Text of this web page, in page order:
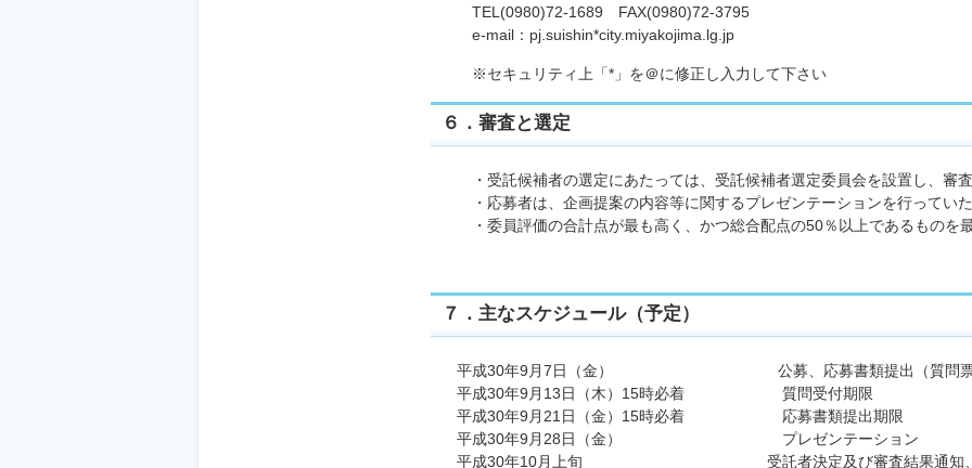
TEL(0980)72-1689 FAX(0980)72-3795
e-mail：pj.suishin*city.miyakojima.lg.jp
※セキュリティ上「*」を＠に修正し入力して下さい
６．審査と選定
・受託候補者の選定にあたっては、受託候補者選定委員会を設置し、審
・応募者は、企画提案の内容等に関するプレゼンテーションを行ってい
・委員評価の合計点が最も高く、かつ総合配点の50％以上であるものを
７．主なスケジュール（予定）
平成30年9月7日（金） 公募、応募書類提出（質問票含
平成30年9月13日（木）15時必着 質問受付期限
平成30年9月21日（金）15時必着 応募書類提出期限
平成30年9月28日（金） プレゼンテーション
平成30年10月上旬 受託者決定及び審査結果通知、